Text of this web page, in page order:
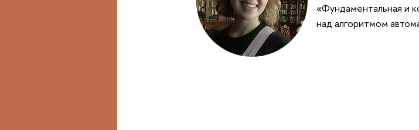
«Фундаментальная и
над алгоритмом